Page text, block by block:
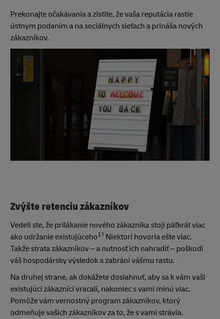
Prekonajte očakávania a zistíte, že vaša reputácia rastie
ústnym podaním a na sociálnych sieťach a prináša nových
zákazníkov.
Zvýšte retenciu zákazníkov
Vedeli ste, že prilákanie nového zákazníka stojí päťkrát viac
ako udržanie existujúceho1? Niektorí hovoria ešte viac.
Takže strata zákazníkov – a nutnosť ich nahradiť – poškodí
váš hospodársky výsledok a zabráni vášmu rastu.
Na druhej strane, ak dokážete dosiahnuť, aby sa k vám vaši
existujúci zákazníci vracali, nakoniec s vami minú viac.
Pomôže vám vernostný program zákazníkov, ktorý
odmeňuje vašich zákazníkov za to, že s vami strávia.